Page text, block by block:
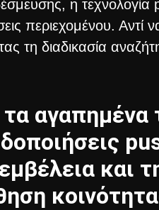
η τεχνολογία
περιεχομένου. Αντί
τη διαδικασία
τα
και